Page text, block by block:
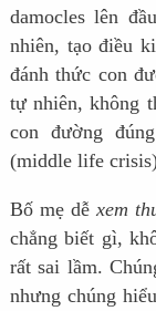
damocles lên
nhiên, tạo điều
đánh thức con
tự nhiên, không
con đường
(middle life
Bố mẹ dễ xem
chẳng biết gì,
rất sai lầm.
nhưng chúng